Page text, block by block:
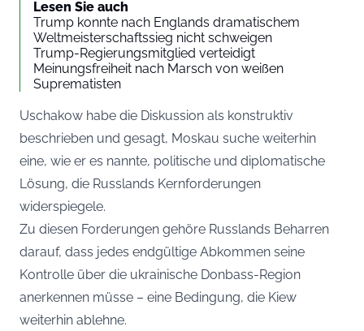
Lesen Sie auch
Trump konnte nach Englands dramatischem
Weltmeisterschaftssieg nicht schweigen
Trump-Regierungsmitglied verteidigt
Meinungsfreiheit nach Marsch von weißen
Suprematisten
Uschakow habe die Diskussion als konstruktiv
beschrieben und gesagt, Moskau suche weiterhin
eine, wie er es nannte, politische und diplomatische
Lösung, die Russlands Kernforderungen
widerspiegele.
Zu diesen Forderungen gehöre Russlands Beharren
darauf, dass jedes endgültige Abkommen seine
Kontrolle über die ukrainische Donbass-Region
anerkennen müsse – eine Bedingung, die Kiew
weiterhin ablehne.